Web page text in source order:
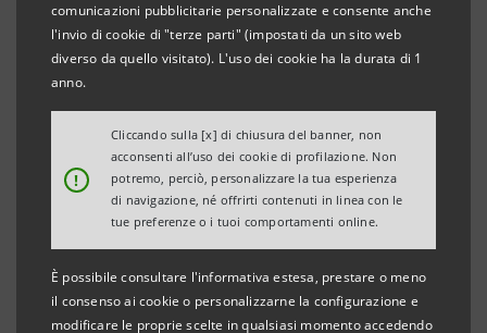
comunicazioni pubblicitarie personalizzate e consente anche
l'invio di cookie di "terze parti" (impostati da un sito web
diverso da quello visitato). L'uso dei cookie ha la durata di 1
anno.
!
Cliccando sulla [x] di chiusura del banner, non
acconsenti all’uso dei cookie di profilazione. Non
potremo, perciò, personalizzare la tua esperienza
di navigazione, né offrirti contenuti in linea con le
tue preferenze o i tuoi comportamenti online.
È possibile consultare l'informativa estesa, prestare o meno
il consenso ai cookie o personalizzarne la configurazione e
modificare le proprie scelte in qualsiasi momento accedendo
COMUNICATO STAMPA
MONITOR DEI DISTRETTI DELLA TOSCANA
• Realizzato dalla Direzione Studi e Ricerche di
Intesa Sanpaolo per Banca CR Firenze
• Dati al 31/12/2016